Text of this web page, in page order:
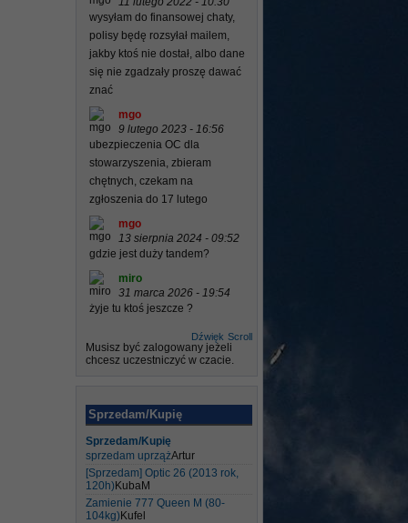
wysyłam do finansowej chaty,
polisy będę rozsyłał mailem,
jakby ktoś nie dostał, albo dane
się nie zgadzały proszę dawać
znać
mgo
9 lutego 2023 - 16:56
ubezpieczenia OC dla
stowarzyszenia, zbieram
chętnych, czekam na
zgłoszenia do 17 lutego
mgo
13 sierpnia 2024 - 09:52
gdzie jest duży tandem?
miro
31 marca 2026 - 19:54
żyje tu ktoś jeszcze ?
Scroll
Dźwięk
Musisz być zalogowany jeżeli
chcesz uczestniczyć w czacie.
Sprzedam/Kupię
Sprzedam/Kupię
sprzedam uprzążArtur
[Sprzedam] Optic 26 (2013 rok,
120h) KubaM
Zamienie 777 Queen M (80-
104kg) Kufel